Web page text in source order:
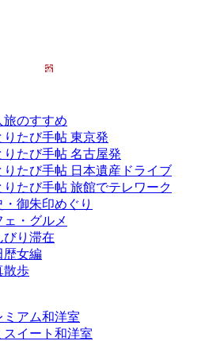
旅のすすめ
りたび手帖 東京発
りたび手帖 名古屋発
りたび手帖 日本遺産ドライブ
りたび手帖 旅館でテレワーク
・御朱印めぐり
ェ・グルメ
びり滞在
歴女編
散歩
ミアム和洋室
スイート和洋室